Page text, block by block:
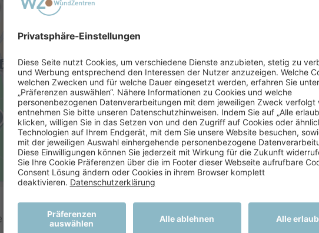
stimmen Sie der Nutzung des Service zu, um
Mehr Informationen
Akzeptieren
powered byUsercentrics Consent Management
Platform
Erfahrung mit uns teilen? Wir freuen uns über Ihre Google